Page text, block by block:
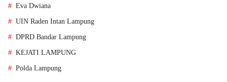
Eva Dwiana
UIN Raden Intan Lampung
DPRD Bandar Lampung
KEJATI LAMPUNG
Polda Lampung